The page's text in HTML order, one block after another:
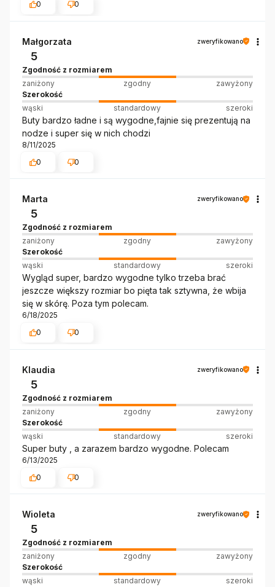
0 0
Małgorzata zweryfikowano
5
Zgodność z rozmiarem
zaniżony
zgodny
zawyżony
Szerokość
wąski
standardowy szeroki
Buty bardzo ładne i są wygodne,fajnie się prezentują na
nodze i super się w nich chodzi
8/11/2025
0
0
Marta zweryfikowano
5
Zgodność z rozmiarem
zaniżony
zgodny
zawyżony
Szerokość
wąski
standardowy szeroki
Wygląd super, bardzo wygodne tylko trzeba brać
jeszcze większy rozmiar bo pięta tak sztywna, że wbija
się w skórę. Poza tym polecam.
6/18/2025
0
0
Klaudia zweryfikowano
5
Zgodność z rozmiarem
zaniżony
zgodny
zawyżony
Szerokość
wąski
standardowy szeroki
Super buty , a zarazem bardzo wygodne. Polecam
6/13/2025
0
0
Wioleta zweryfikowano
5
Zgodność z rozmiarem
zaniżony
zgodny
zawyżony
Szerokość
wąski
standardowy szeroki